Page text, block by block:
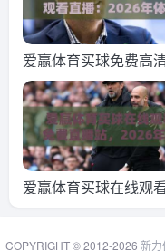
爱赢体育买球免费高
直播：2026年体育迷
赛新体验
爱赢体育买球在线观
直播站，2026年体育
新宠儿
COPYRIGHT © 2012-2026 新力